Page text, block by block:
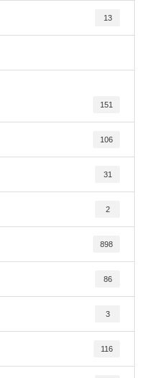
13
151
106
31
2
898
86
3
116